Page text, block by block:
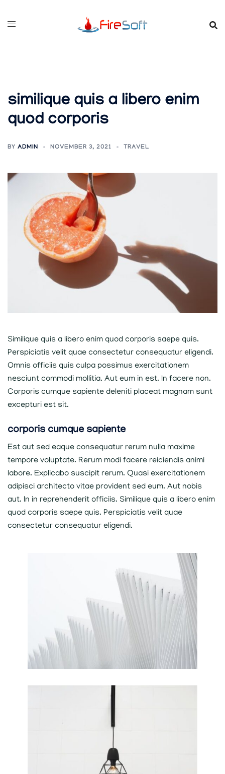
similique quis a libero enim
quod corporis
BY ADMIN NOVEMBER 3, 2021 TRAVEL
Similique quis a libero enim quod corporis saepe quis.
Perspiciatis velit quae consectetur consequatur eligendi.
Omnis officiis quis culpa possimus exercitationem
nesciunt commodi mollitia. Aut eum in est. In facere non.
Corporis cumque sapiente deleniti placeat magnam sunt
excepturi est sit.
corporis cumque sapiente
Est aut sed eaque consequatur rerum nulla maxime
tempore voluptate. Rerum modi facere reiciendis animi
labore. Explicabo suscipit rerum. Quasi exercitationem
adipisci architecto vitae provident sed eum. Aut nobis
aut. In in reprehenderit officiis. Similique quis a libero enim
quod corporis saepe quis. Perspiciatis velit quae
consectetur consequatur eligendi.